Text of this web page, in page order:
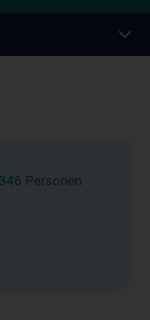
346 Personen